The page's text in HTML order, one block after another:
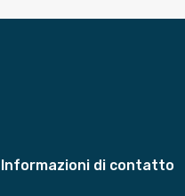
Informazioni di contatto